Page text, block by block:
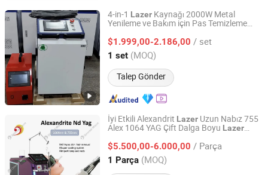
4-in-1 Lazer Kaynağı 2000W Metal
Yenileme ve Bakım için Pas Temizleme
$1.999,00-2.186,00 / set
1 set (MOQ)
Talep Gönder
Jinan Jobon Laser Technology Co., Ltd.
Shandong, China Fiyat 2025
İyi Etkili Alexandrit Lazer Uzun Nabız 755
Alex 1064 YAG Çift Dalga Boyu Lazer
Güzellik Ekipmanı
$5.500,00-6.000,00 / Parça
1 Parça (MOQ)
Beijing DALI Beauty Technology CO., Ltd.
Beijing, China Fiyat 2022